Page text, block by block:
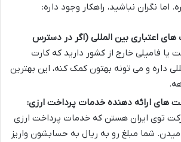
اما نگران نباشید، راهکار وجود داره:
های اعتباری بین المللی (اگر در دسترس
یا فامیلی خارج از کشور دارید که کارت
داره و می تونه بهتون کمک کنه، این بهترین
های ارائه دهنده خدمات پرداخت ارزی:
توی ایران هستن که خدمات پرداخت ارزی
میدن. شما مبلغ رو به ریال به حسابشون واریز